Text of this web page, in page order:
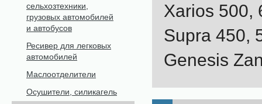
Xarios 500,
Supra 450,
Genesis
сельхозтехники,
грузовых автомобилей
и автобусов
Ресивер для легковых
автомобилей
Маслоотделители
Осушители, силикагель